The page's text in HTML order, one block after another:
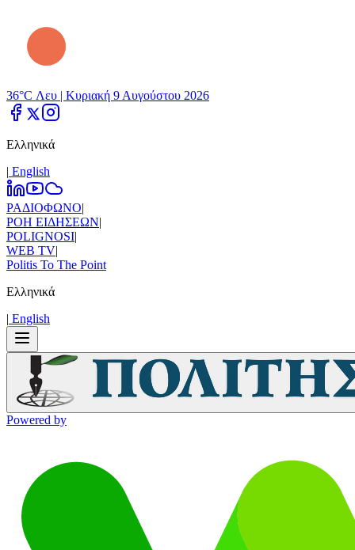
36°C Λευ | Κυριακή 9 Αυγούστου 2026
Ελληνικά
| Εnglish
ΡΑΔΙΟΦΩΝΟ|
ΡΟΗ ΕΙΔΗΣΕΩΝ|
POLIGNOSI|
WEB TV|
Politis To The Point
Ελληνικά
| Εnglish
Powered by